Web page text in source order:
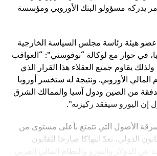
يدركه مسؤولو البنك الأوروبي ومؤسسة
هيئة رئاسة مجلس السياسة الخارجية
في حوار مع لوكالة “نوفوستي”: “العواقب
يقاوم جميع العقلاء هذا القرار الذي
المالي الأوروبي. ونتيجة له ستخسر أوروبا
من الصين ودول آسيا والممالك الشرق
إن اليورو سيفقد ركيزته”.
الأصول التي تتمتع بأعلى مستوى من
الدولي، تعدّ انتهاكا صارخا للقانون